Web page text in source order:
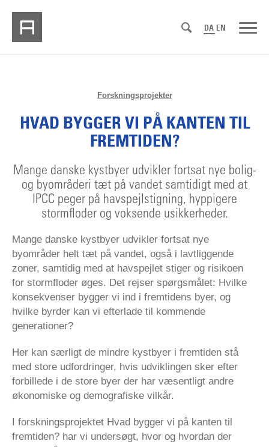
DA EN
Forskningsprojekter
HVAD BYGGER VI PÅ KANTEN TIL
FREMTIDEN?
Mange danske kystbyer udvikler fortsat nye bolig-
og byområderi tæt på vandet samtidigt med at
IPCC peger på havspejlstigning, hyppigere
stormfloder og voksende usikkerheder.
Mange danske kystbyer udvikler fortsat nye
byområder helt tæt på vandet, også i lavtliggende
zoner, samtidig med at havspejlet stiger og risikoen
for stormfloder øges. Det rejser spørgsmålet: Hvilke
konsekvenser bygger vi ind i fremtidens byer, og
hvilke byrder kan vi efterlade til kommende
generationer?
Her kan særligt de mindre kystbyer i fremtiden stå
med store udfordringer, hvis udviklingen sker efter
forbillede i de store byer der har væsentligt andre
økonomiske og demografiske vilkår.
I forskningsprojektet Hvad bygger vi på kanten til
fremtiden? har vi undersøgt, hvor og hvordan der